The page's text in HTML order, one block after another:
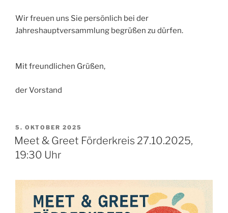
Wir freuen uns Sie persönlich bei der
Jahreshauptversammlung begrüßen zu dürfen.
Mit freundlichen Grüßen,
der Vorstand
VERÖFFENTLICHT
AM
5. OKTOBER 2025
Meet & Greet Förderkreis 27.10.2025,
19:30 Uhr